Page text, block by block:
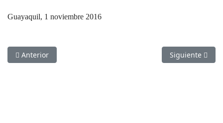
Guayaquil, 1 noviembre 2016
Artículo anterior: Secuencia de hostigamiento, extorsión y
Anterior Artículo
Siguiente